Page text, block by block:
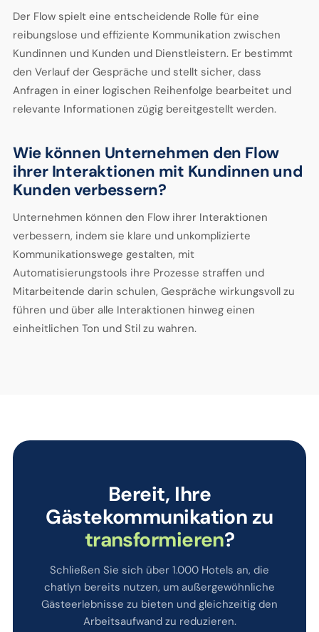
Der Flow spielt eine entscheidende Rolle für eine
reibungslose und effiziente Kommunikation zwischen
Kundinnen und Kunden und Dienstleistern. Er bestimmt
den Verlauf der Gespräche und stellt sicher, dass
Anfragen in einer logischen Reihenfolge bearbeitet und
relevante Informationen zügig bereitgestellt werden.
Wie können Unternehmen den Flow
ihrer Interaktionen mit Kundinnen und
Kunden verbessern?
Unternehmen können den Flow ihrer Interaktionen
verbessern, indem sie klare und unkomplizierte
Kommunikationswege gestalten, mit
Automatisierungstools ihre Prozesse straffen und
Mitarbeitende darin schulen, Gespräche wirkungsvoll zu
führen und über alle Interaktionen hinweg einen
einheitlichen Ton und Stil zu wahren.
Bereit, Ihre
Gästekommunikation zu
transformieren?
Schließen Sie sich über 1.000 Hotels an, die
chatlyn bereits nutzen, um außergewöhnliche
Gästeerlebnisse zu bieten und gleichzeitig den
Arbeitsaufwand zu reduzieren.